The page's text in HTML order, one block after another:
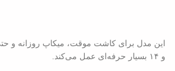
و ۱۴ بسیار حرفه‌ای عمل می‌کند.